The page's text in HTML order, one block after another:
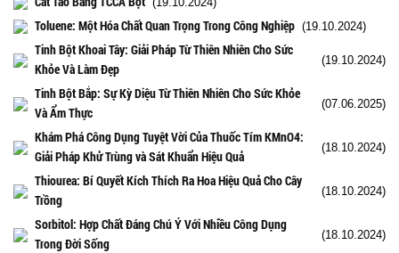
Toluene: Một Hóa Chất Quan Trọng Trong Công Nghiệp (19.10.2024)
Tinh Bột Khoai Tây: Giải Pháp Từ Thiên Nhiên Cho Sức
Khỏe Và Làm Đẹp
(19.10.2024)
Tinh Bột Bắp: Sự Kỳ Diệu Từ Thiên Nhiên Cho Sức Khỏe
Và Ẩm Thực
(07.06.2025)
Khám Phá Công Dụng Tuyệt Vời Của Thuốc Tím KMnO4:
Giải Pháp Khử Trùng và Sát Khuẩn Hiệu Quả
(18.10.2024)
Thiourea: Bí Quyết Kích Thích Ra Hoa Hiệu Quả Cho Cây
Trồng
(18.10.2024)
Sorbitol: Hợp Chất Đáng Chú Ý Với Nhiều Công Dụng
Trong Đời Sống
(18.10.2024)